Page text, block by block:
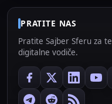
PRATITE NAS
Pratite Sajber Sferu za
digitalne vodiče.